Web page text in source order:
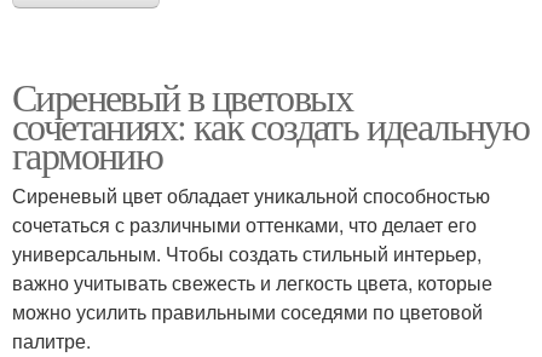
Сиреневый в цветовых
сочетаниях: как создать идеальную
гармонию
Сиреневый цвет обладает уникальной способностью
сочетаться с различными оттенками, что делает его
универсальным. Чтобы создать стильный интерьер,
важно учитывать свежесть и легкость цвета, которые
можно усилить правильными соседями по цветовой
палитре.